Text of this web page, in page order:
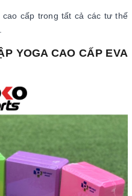
cấp trong tất cả các tư thế
YOGA CAO CẤP EVA